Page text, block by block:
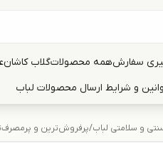
سفارشهمه محصولاتگلاب کاشان
و شرایط ارسال محصولات لباب
و سلامتی لباب/پرفروش‌ترین و